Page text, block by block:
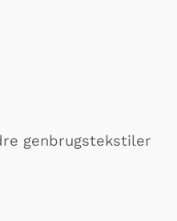
genbrugstekstiler